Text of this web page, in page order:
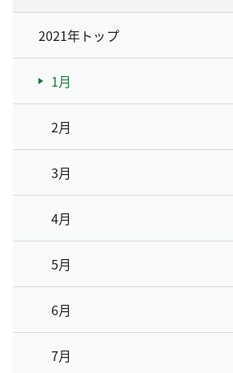
2021年トップ
1月
2月
3月
4月
5月
6月
7月